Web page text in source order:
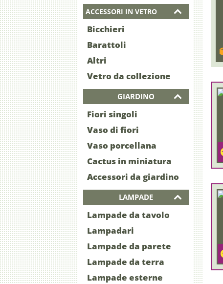
ACCESSORI IN VETRO
Bicchieri
Barattoli
Altri
Vetro da collezione
GIARDINO
Fiori singoli
Vaso di fiori
Vaso porcellana
Cactus in miniatura
Accessori da giardino
LAMPADE
Lampade da tavolo
Lampadari
Lampade da parete
Lampade da terra
Lampade esterne